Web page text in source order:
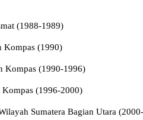
(1988-1989)
Kompas (1990)
Kompas (1990-1996)
(1996-2000)
Sumatera Bagian Utara